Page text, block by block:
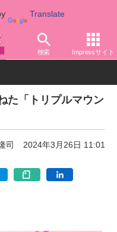
Translate
検索 Impressサイト
コス
た「トリプルマウン
司 2024年3月26日 11:01